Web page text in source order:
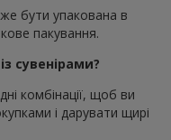
бути упакована в
пакування.
сувенірами?
комбінації, щоб ви
і дарувати щирі